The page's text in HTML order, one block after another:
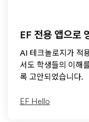
EF 전용 앱으로
AI 테크놀로지가 적
서도 학생들의 이해
록 고안되었습니다.
EF Hello